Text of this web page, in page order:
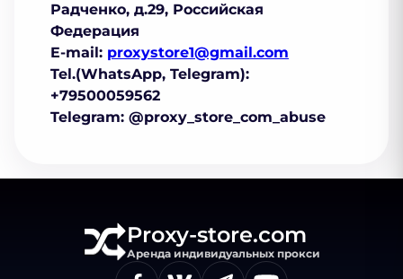
Радченко, д.29, Российская
Федерация
E-mail: proxystore1@gmail.com
Tel.(WhatsApp, Telegram):
+79500059562
Telegram: @proxy_store_com_abuse
Proxy-store.com
Аренда индивидуальных прокси